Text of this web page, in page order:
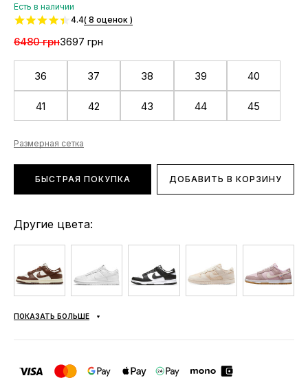
Есть в наличии
4.4( 8 оценок )
6480 грн3697 грн
36 37 38 39 40
41 42 43 44 45
Размерная сетка
БЫСТРАЯ ПОКУПКА ДОБАВИТЬ В КОРЗИНУ
Другие цвета:
ПОКАЗАТЬ БОЛЬШЕ